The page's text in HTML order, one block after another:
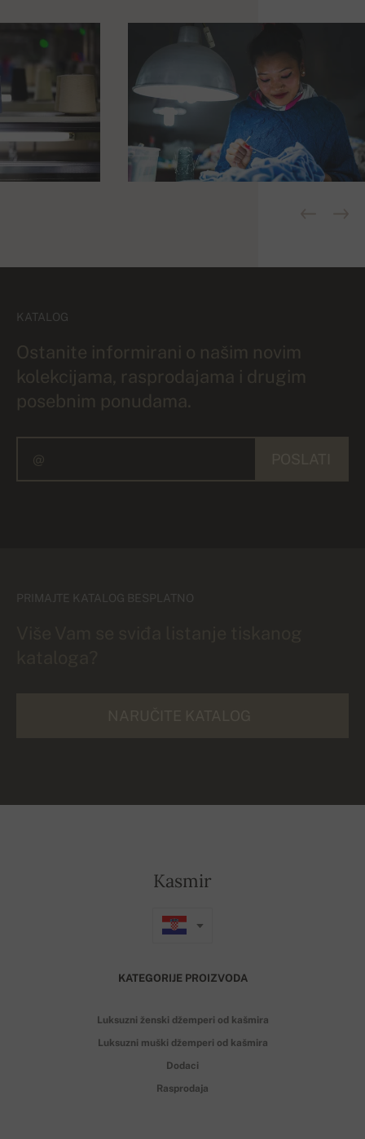
KATALOG
Ostanite informirani o našim novim
kolekcijama, rasprodajama i drugim
posebnim ponudama.
PRIMAJTE KATALOG BESPLATNO
Kasmir
KATEGORIJE PROIZVODA
Luksuzni ženski džemperi od kašmira
Luksuzni muški džemperi od kašmira
Dodaci
Rasprodaja